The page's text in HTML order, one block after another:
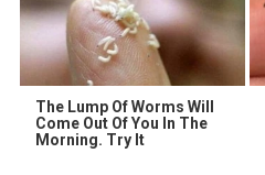
The Lump Of Worms Will
Come Out Of You In The
Morning. Try It